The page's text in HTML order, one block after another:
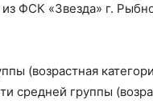
ФСК «Звезда» г.
(возрастная
средней группы